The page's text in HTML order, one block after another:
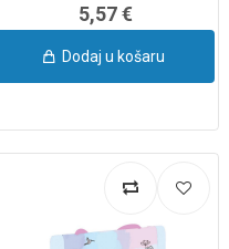
5,57 €
Dodaj u košaru